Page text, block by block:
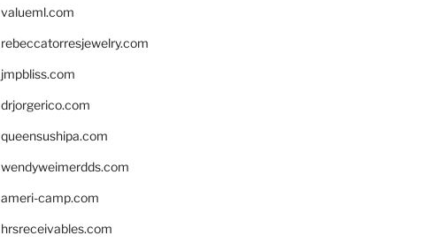
valueml.com
rebeccatorresjewelry.com
jmpbliss.com
drjorgerico.com
queensushipa.com
wendyweimerdds.com
ameri-camp.com
hrsreceivables.com